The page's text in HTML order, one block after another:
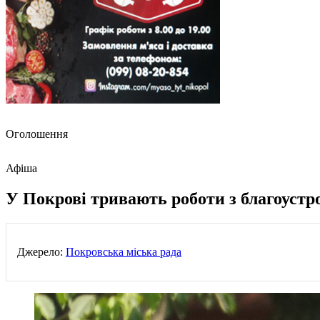
Оголошення
Афіша
У Покрові тривають роботи з
Джерело: Покровська міська рада